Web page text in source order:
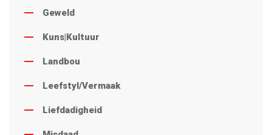
Geweld
Kuns|Kultuur
Landbou
Leefstyl/Vermaak
Liefdadigheid